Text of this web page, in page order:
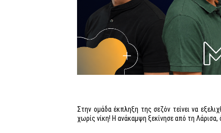
Στην ομάδα έκπληξη της σεζόν τείνει να
χωρίς νίκη! Η ανάκαμψη ξεκίνησε από τη